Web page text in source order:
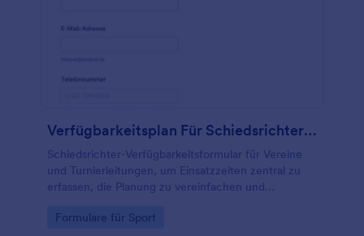
Verfügbarkeitsplan Für Schiedsrichter Formular
Schiedsrichter-Verfügbarkeitsformular für Vereine
und Turnierleitungen, um Einsatzzeiten zentral zu
erfassen, die Planung zu vereinfachen und
abzugleichen.
Go to Category:
Formulare für Sport